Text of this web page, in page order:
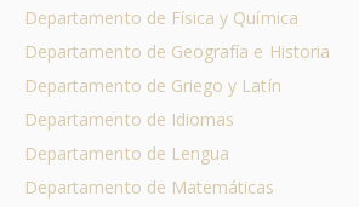
Departamento de Física y Química
Departamento de Geografía e Historia
Departamento de Griego y Latín
Departamento de Idiomas
Departamento de Lengua
Departamento de Matemáticas